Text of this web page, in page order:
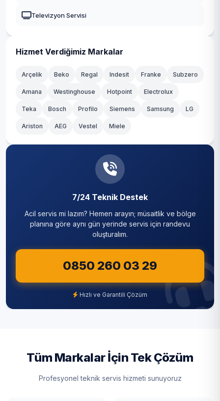
Televizyon Servisi
Hizmet Verdiğimiz Markalar
Arçelik Beko Regal Indesit Franke Subzero
Amana Westinghouse Hotpoint Electrolux
Teka Bosch Profilo Siemens Samsung LG
Ariston AEG Vestel Miele
7/24 Teknik Destek
Acil servis mi lazım? Hemen arayın; müsaitlik ve bölge
planına göre aynı gün yerinde servis için randevu
oluşturalım.
0850 260 03 29
Hızlı ve Garantili Çözüm
Tüm Markalar İçin Tek Çözüm
Profesyonel teknik servis hizmeti sunuyoruz